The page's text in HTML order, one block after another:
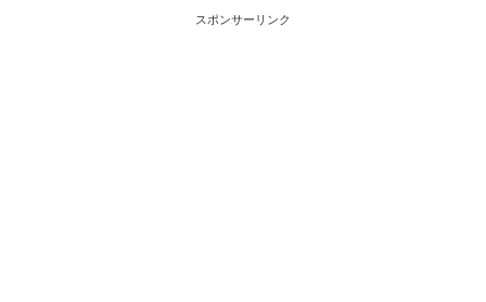
スポンサーリンク